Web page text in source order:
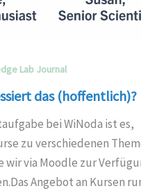
Lab Journal
das (hoffentlich)?
bei WiNoda ist es,
zu verschiedenen
wir via Moodle zur
Angebot an Kursen